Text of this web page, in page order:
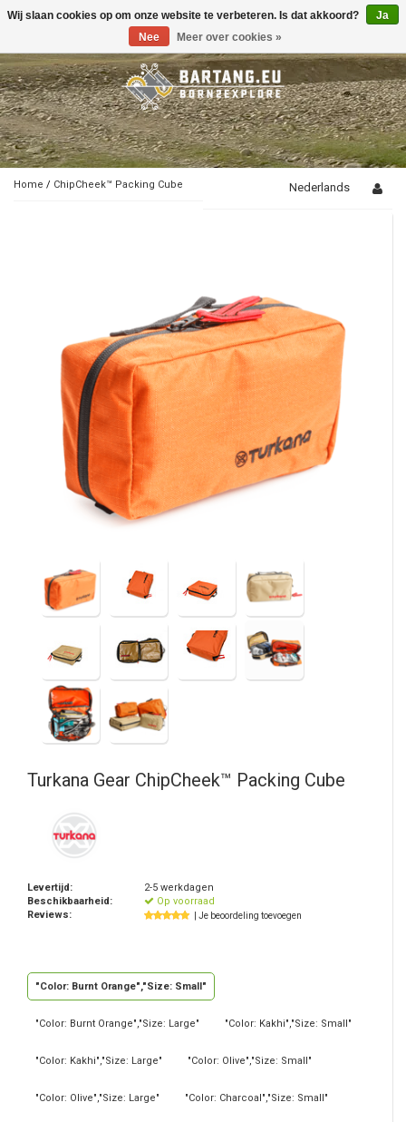
Toggle
Home / ChipCheek™ Packing Cube Nederlands
Turkana Gear ChipCheek™ Packing Cube
Levertijd:
2-5 werkdagen
Beschikbaarheid:
Op voorraad
Reviews:
| Je beoordeling toevoegen
"Color: Burnt Orange","Size: Small"
"Color: Burnt Orange","Size: Large" "Color: Kakhi","Size: Small"
"Color: Kakhi","Size: Large" "Color: Olive","Size: Small"
"Color: Olive","Size: Large" "Color: Charcoal","Size: Small"
Wij slaan cookies op om onze website te verbeteren. Is dat akkoord?
Ja
Nee
Meer over cookies »